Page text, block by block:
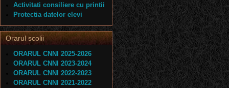
Activitati consiliere cu printii
Protectia datelor elevi
Orarul scolii
ORARUL CNNI 2025-2026
ORARUL CNNI 2023-2024
ORARUL CNNI 2022-2023
ORARUL CNNI 2021-2022